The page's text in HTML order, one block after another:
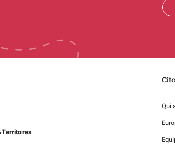
Qui